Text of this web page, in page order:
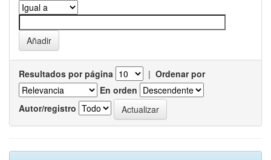
Resultados por página | Ordenar por
En orden
Autor/registro